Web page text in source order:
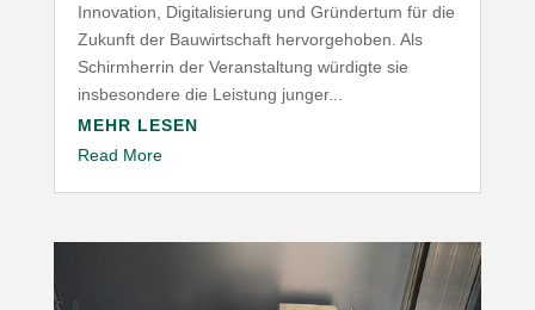
Innovation, Digitalisierung und Gründertum für die
Zukunft der Bauwirtschaft hervorgehoben. Als
Schirmherrin der Veranstaltung würdigte sie
insbesondere die Leistung junger...
MEHR LESEN
Read More